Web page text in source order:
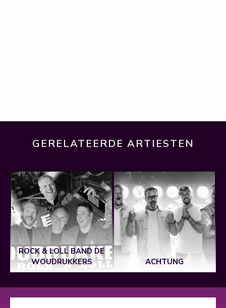
GERELATEERDE ARTIESTEN
ROCK & LOLL BAND DE
WOUDRUKKERS
ACHTUNG